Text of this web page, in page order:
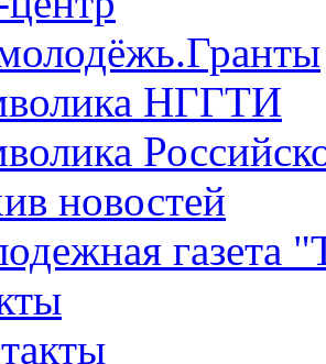
НГГТИ
новостей
газета